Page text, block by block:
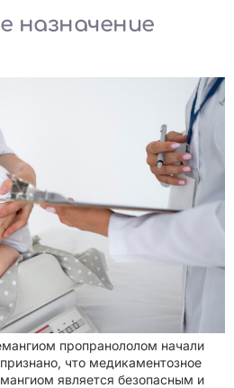
назначение
пропранололом начали
что медикаментозное
является безопасным и